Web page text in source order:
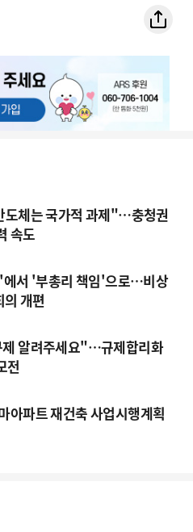
도체는 국가적 과제"…충청권
속도
서 '부총리 책임'으로…비상
개편
알려주세요"…규제합리화
전
아파트 재건축 사업시행계획